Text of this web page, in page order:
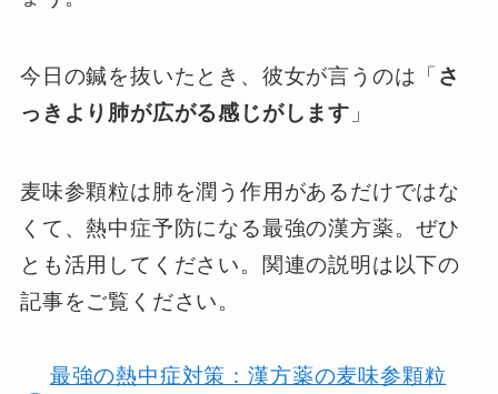
今日の鍼を抜いたとき、彼女が言うのは「 さ
っきより肺が広がる感じがします 」
麦味参顆粒は肺を潤う作用があるだけではな
くて、熱中症予防になる最強の漢方薬。ぜひ
とも活用してください。関連の説明は以下の
記事をご覧ください。
最強の熱中症対策：漢方薬の麦味参顆粒